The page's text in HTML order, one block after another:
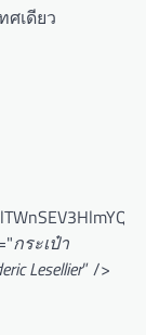
ศเดียว
กระเป๋า
Lesellier” />